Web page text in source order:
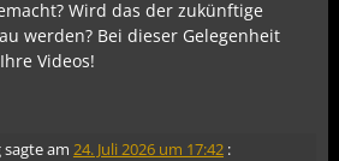
Wird das der zukünftige
werden? Bei dieser Gelegenheit
Videos!
sagte am 24. Juli 2026 um 17:42 :